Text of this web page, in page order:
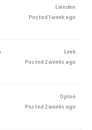
Lienden
Posted 1 week ago
Leek
Posted 2 weeks ago
Oploo
Posted 2 weeks ago